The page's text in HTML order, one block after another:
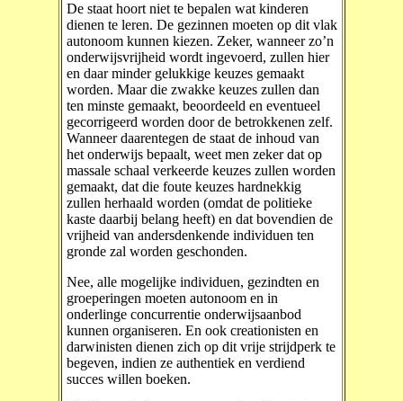
De staat hoort niet te bepalen wat kinderen
dienen te leren. De gezinnen moeten op dit vlak
autonoom kunnen kiezen. Zeker, wanneer zo’n
onderwijsvrijheid wordt ingevoerd, zullen hier
en daar minder gelukkige keuzes gemaakt
worden. Maar die zwakke keuzes zullen dan
ten minste gemaakt, beoordeeld en eventueel
gecorrigeerd worden door de betrokkenen zelf.
Wanneer daarentegen de staat de inhoud van
het onderwijs bepaalt, weet men zeker dat op
massale schaal verkeerde keuzes zullen worden
gemaakt, dat die foute keuzes hardnekkig
zullen herhaald worden (omdat de politieke
kaste daarbij belang heeft) en dat bovendien de
vrijheid van andersdenkende individuen ten
gronde zal worden geschonden.
Nee, alle mogelijke individuen, gezindten en
groeperingen moeten autonoom en in
onderlinge concurrentie onderwijsaanbod
kunnen organiseren. En ook creationisten en
darwinisten dienen zich op dit vrije strijdperk te
begeven, indien ze authentiek en verdiend
succes willen boeken.